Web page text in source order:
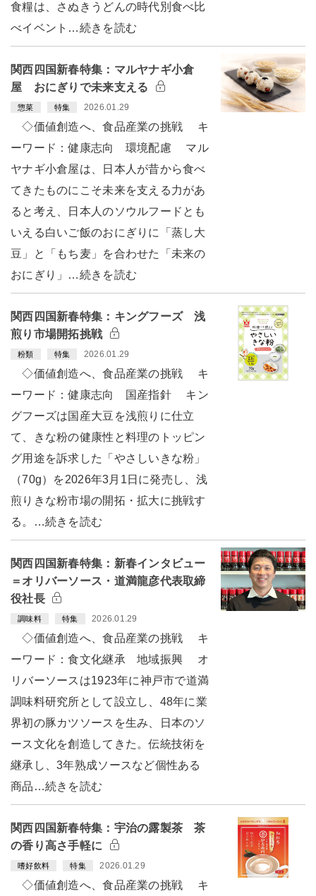
食糧は、さぬきうどんの時代別食べ比
べイベント…続きを読む
関西四国新春特集：マルヤナギ小倉
屋 おにぎりで未来支える
惣菜 特集 2026.01.29
◇価値創造へ、食品産業の挑戦 キ
ーワード：健康志向 環境配慮 マル
ヤナギ小倉屋は、日本人が昔から食べ
てきたものにこそ未来を支える力があ
ると考え、日本人のソウルフードとも
いえる白いご飯のおにぎりに「蒸し大
豆」と「もち麦」を合わせた「未来の
おにぎり」…続きを読む
関西四国新春特集：キングフーズ 浅
煎り市場開拓挑戦
粉類 特集 2026.01.29
◇価値創造へ、食品産業の挑戦 キ
ーワード：健康志向 国産指針 キン
グフーズは国産大豆を浅煎りに仕立
て、きな粉の健康性と料理のトッピン
グ用途を訴求した「やさしいきな粉」
（70g）を2026年3月1日に発売し、浅
煎りきな粉市場の開拓・拡大に挑戦す
る。…続きを読む
関西四国新春特集：新春インタビュー
＝オリバーソース・道満龍彦代表取締
役社長
調味料 特集 2026.01.29
◇価値創造へ、食品産業の挑戦 キ
ーワード：食文化継承 地域振興 オ
リバーソースは1923年に神戸市で道満
調味料研究所として設立し、48年に業
界初の豚カツソースを生み、日本のソ
ース文化を創造してきた。伝統技術を
継承し、3年熟成ソースなど個性ある
商品…続きを読む
関西四国新春特集：宇治の露製茶 茶
の香り高さ手軽に
嗜好飲料 特集 2026.01.29
◇価値創造へ、食品産業の挑戦 キ